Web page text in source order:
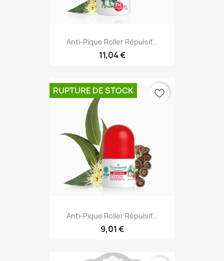
Anti-Pique Roller Répulsif...
11,04 €
Anti-Pique Roller Répulsif...
9,01 €
RUPTURE DE STOCK favorite_border